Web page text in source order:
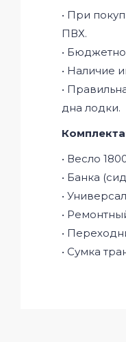
• При
ПВХ.
•
• Наличие
•
дна лодки.
• Весло
• Банка
•
•
•
• Сумка